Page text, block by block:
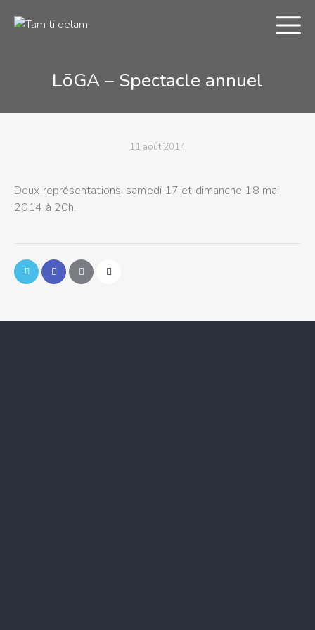
LõGA – Spectacle annuel
11 août 2014
Deux représentations, samedi 17 et dimanche 18 mai
2014 à 20h.
Réserver la troupe